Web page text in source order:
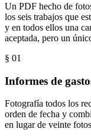
Un PDF hecho de
los seis trabajos que
y en todos ellos una
aceptada, pero un
§ 01
Informes de
Fotografía todos los
orden de fecha y
en lugar de veinte